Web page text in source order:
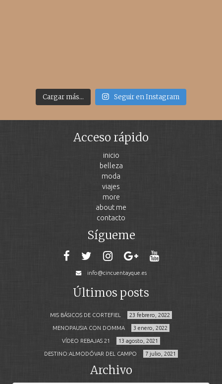
Cargar más... Seguir en Instagram
Acceso rápido
inicio
belleza
moda
viajes
more
about me
contacto
Sígueme
info@cincuentayque.es
Últimos posts
MIS BÁSICOS DE CORTEFIEL 23 febrero, 2022
MENOPAUSIA CON DOMMA 3 enero, 2022
VÍDEO REBAJAS 21 13 agosto, 2021
DESTINO:ALMODÓVAR DEL CAMPO 7 julio, 2021
Archivo